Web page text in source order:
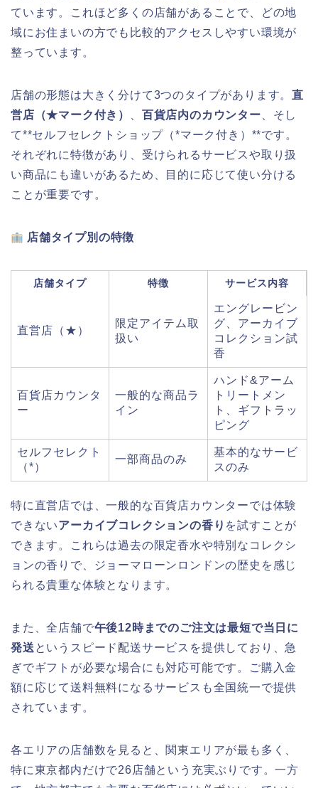
ています。これほど多くの店舗があることで、どの地
域にお住まいの方でも比較的アクセスしやすい環境が
整っています。
店舗の形態は大きく分けて3つのタイプがあります。直
営店（★マーク付き）
百貨店内のカウンター 、そし
て**セルフセレクトショップ（*マーク付き）**です。
それぞれに特徴があり、受けられるサービスや取り扱
い商品にも違いがあるため、目的に応じて使い分ける
ことが重要です。
店舗タイプ別の特徴
店舗タイプ 特徴 サービス内容
直営店（★）
限定アイテム取
扱い
エングレービン
グ、アーカイブ
コレクション試
香
百貨店カウンタ
ー
一般的な商品ラ
イン
ハンド&アーム
トリートメン
ト、ギフトラッ
ピング
セルフセレクト
（*）
一部商品のみ
基本的なサービ
スのみ
特に直営店では、一般的な百貨店カウンターでは体験
できないアーカイブコレクションの香り を試すことが
できます。これらは過去の限定香水や特別なコレクシ
ョンの香りで、ジョーマローンロンドンの歴史を感じ
られる貴重な体験となります。
また、全店舗で午後12時までのご注文は最短で当日に
発送 というスピード配送サービスを提供しており、急
ぎでギフトが必要な場合にも対応可能です。ご購入金
額に応じて送料無料になるサービスも全国統一で提供
されています。
各エリアの店舗数を見ると、関東エリアが最も多く、
特に東京都内だけで26店舗という充実ぶりです。一方